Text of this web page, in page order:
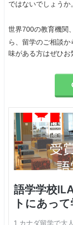
ではないでしょうか
世界700の教育機関
ら、留学のご相談
味がある方はぜひお